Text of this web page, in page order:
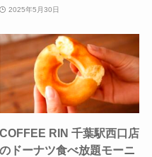
2025年5月30日
COFFEE RIN 千葉駅西口店
のドーナツ食べ放題モーニ